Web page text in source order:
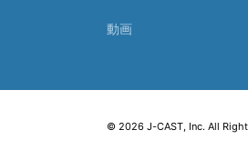
動画
© 2026 J-CAST, Inc. All